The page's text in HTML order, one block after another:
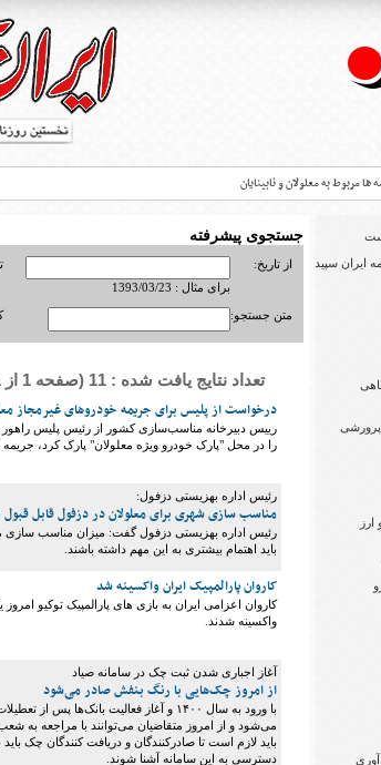
ها مربوط به معلولان و نابینایان
از حقوق معلولان
معلولان و نابینایان
سایت خبری نابینایان و تنها روزنامه به خط بریل در جهان
ایران سپید
جستجوی پیشرفته
از تاریخ:
برای مثال : 1393/03/23
متن جستجو:
تعداد نتایج یافت شده : 11 (صفحه 1 از 1)
درخواست از پلیس برای جریمه خودروهای غیرمجاز
رییس دبیرخانه مناسب‌سازی کشور از رئیس پلیس راهور
را در محل "پارک خودرو ویژه معلولان" پارک کرد، جریمه
رئیس اداره بهزیستی دزفول:
مناسب سازی شهری برای معلولان در دزفول قابل
رئیس اداره بهزیستی دزفول گفت: میزان مناسب سازی
باید اهتمام بیشتری به این مهم داشته باشند.
کاروان پارالمپیک ایران واکسینه شد
واکسینه شدند.
آغاز اجباری شدن ثبت چک در سامانه صیاد
از امروز چک‌هایی با رنگ بنفش صادر می‌شود
با ورود به سال ۱۴۰۰ و آغاز فعالیت
می‌شود و از امروز متقاضیان می‌توانند با مراجعه به
باید لازم است تا صادرکنندگان و دریافت کنندگان چک
دسترسی به این سامانه آشنا شوند.